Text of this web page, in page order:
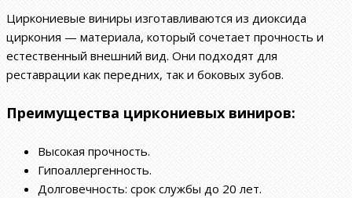
Циркониевые виниры изготавливаются из диоксида
циркония — материала, который сочетает прочность и
естественный внешний вид. Они подходят для
реставрации как передних, так и боковых зубов.
Преимущества циркониевых виниров:
Высокая прочность.
Гипоаллергенность.
Долговечность: срок службы до 20 лет.